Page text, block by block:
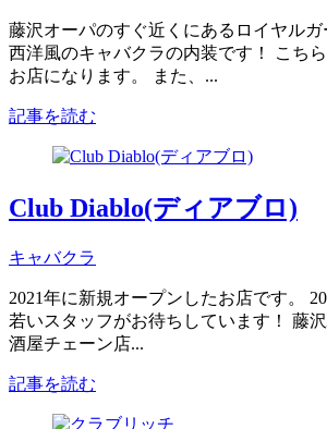
藤沢オーパのすぐ近くにあるロイヤルガ
西洋風のキャバクラの内装です！ こち
お店になります。 また、...
記事を読む
Club Diablo(ディアブロ)
キャバクラ
2021年に新規オープンしたお店です。
若いスタッフがお待ちしています！ 藤
酒屋チェーン店...
記事を読む